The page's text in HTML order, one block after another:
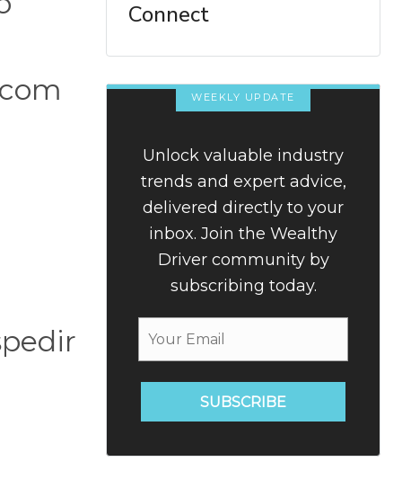
Connect
WEEKLY UPDATE
Unlock valuable industry
trends and expert advice,
delivered directly to your
inbox. Join the Wealthy
Driver community by
subscribing today.
SUBSCRIBE